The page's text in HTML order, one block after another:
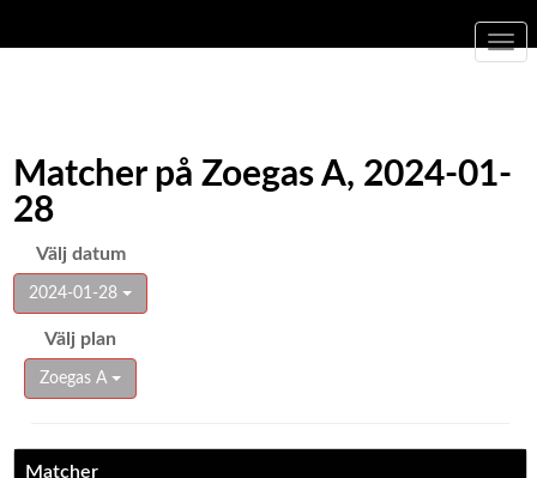
Matcher på Zoegas A, 2024-01-
28
Välj datum
2024-01-28
Välj plan
Zoegas A
Matcher